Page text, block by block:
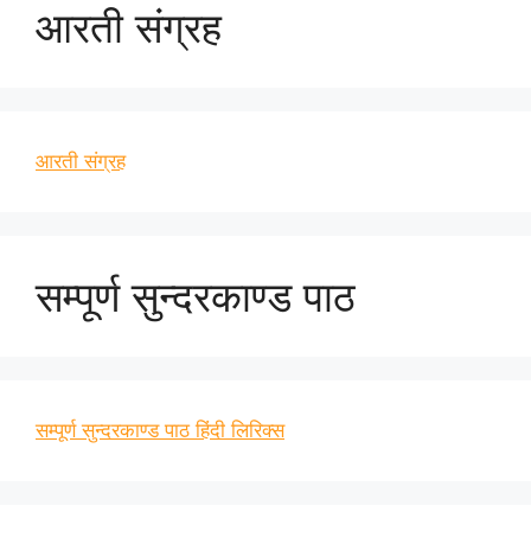
आरती संग्रह
आरती संग्रह
सम्पूर्ण सुन्दरकाण्ड पाठ
सम्पूर्ण सुन्दरकाण्ड पाठ हिंदी लिरिक्स